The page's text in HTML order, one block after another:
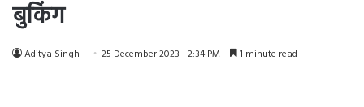
बुकिंग
Aditya Singh 25 December 2023 - 2:34 PM 1 minute read